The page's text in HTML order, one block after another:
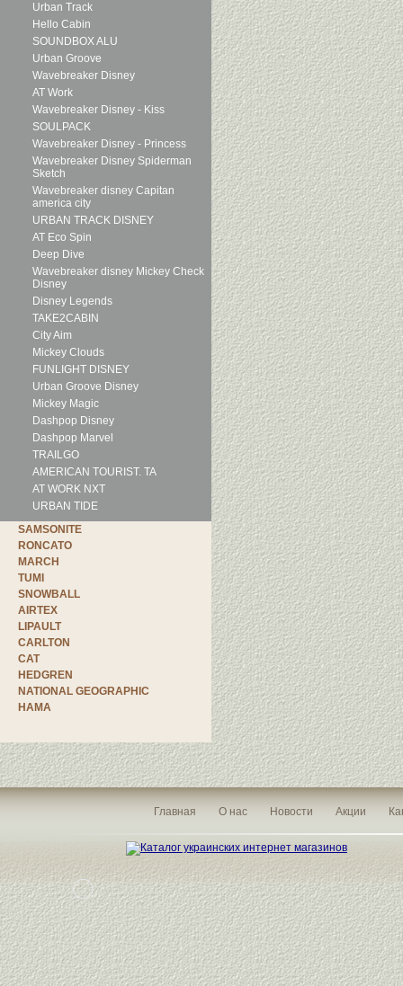
Urban Track
Hello Cabin
SOUNDBOX ALU
Urban Groove
Wavebreaker Disney
AT Work
Wavebreaker Disney - Kiss
SOULPACK
Wavebreaker Disney - Princess
Wavebreaker Disney Spiderman
Sketch
Wavebreaker disney Capitan
america city
URBAN TRACK DISNEY
AT Eco Spin
Deep Dive
Wavebreaker disney Mickey Check
Disney
Disney Legends
TAKE2CABIN
City Aim
Mickey Clouds
FUNLIGHT DISNEY
Urban Groove Disney
Mickey Magic
Dashpop Disney
Dashpop Marvel
TRAILGO
AMERICAN TOURIST. TA
AT WORK NXT
URBAN TIDE
SAMSONITE
RONCATO
MARCH
TUMI
SNOWBALL
AIRTEX
LIPAULT
CARLTON
CAT
HEDGREN
NATIONAL GEOGRAPHIC
HAMA
Главная О нас Новости Акции